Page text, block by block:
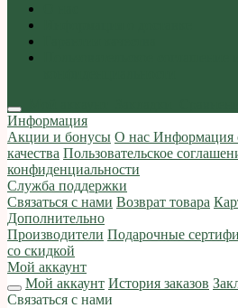
Информация
Акции и бонусы О нас Информация
качества Пользовательское
конфиденциальности
Служба поддержки
Связаться с нами Возврат товара
Дополнительно
Производители Подарочные
со скидкой
Мой аккаунт
Мой аккаунт История заказов
Связаться с нами